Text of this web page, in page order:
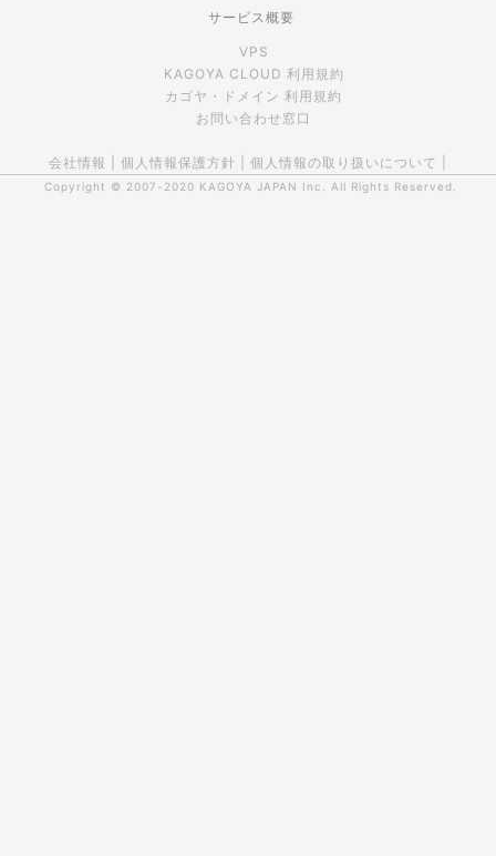
サービス概要
VPS
KAGOYA CLOUD 利用規約
カゴヤ・ドメイン 利用規約
お問い合わせ窓口
会社情報 個人情報保護方針 個人情報の取り扱いについて
Copyright © 2007-2020 KAGOYA JAPAN Inc. All Rights Reserved.